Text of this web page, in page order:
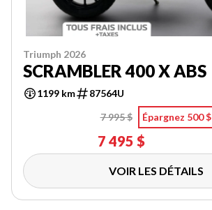
Triumph 2026
SCRAMBLER 400 X ABS
1199 km
87564U
7 995 $
Épargnez 500 $
7 495 $
VOIR LES DÉTAILS